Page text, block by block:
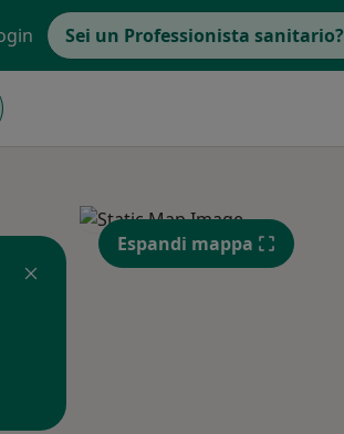
Sei un Professionista sanitario?
Espandi mappa